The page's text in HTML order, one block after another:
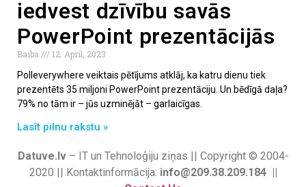
iedvest dzīvību savās
PowerPoint prezentācijās
Baiba
12. April, 2023
Polleverywhere veiktais pētījums atklāj, ka katru dienu tiek
prezentēts 35 miljoni PowerPoint prezentāciju. Un bēdīgā daļa?
79% no tām ir – jūs uzminējāt – garlaicīgas.
Lasīt pilnu rakstu »
Datuve.lv– IT un Tehnoloģiju ziņas || Copyright © 2004-
2020 || Kontaktinformācija: info@209.38.209.184 ||